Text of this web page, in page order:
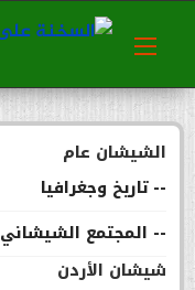
الشيشان عام
-- تاريخ وجغرافيا
-- المجتمع الشيشاني
شيشان الأردن